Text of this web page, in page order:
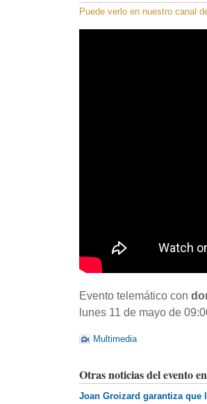
Puede verlo en nuestro canal
Evento telemático con
lunes 11 de mayo de
Multimedia
Otras noticias del evento
Joan Groizard garantiza que